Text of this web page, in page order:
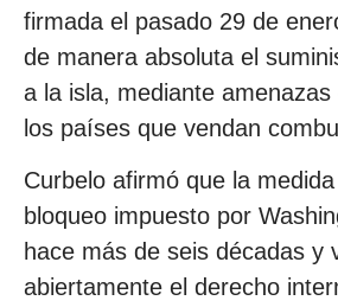
firmada el pasado 29 de
de manera absoluta el
a la isla, mediante
los países que vendan
Curbelo afirmó que la
bloqueo impuesto por
hace más de seis décadas y
abiertamente el derecho